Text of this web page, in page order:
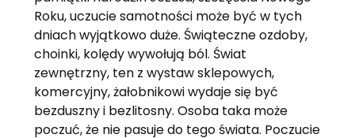
Roku, uczucie samotności może być w tych
dniach wyjątkowo duże. Świąteczne ozdoby,
choinki, kolędy wywołują ból. Świat
zewnętrzny, ten z wystaw sklepowych,
komercyjny, żałobnikowi wydaje się być
bezduszny i bezlitosny. Osoba taka może
poczuć, że nie pasuje do tego świata. Poczucie